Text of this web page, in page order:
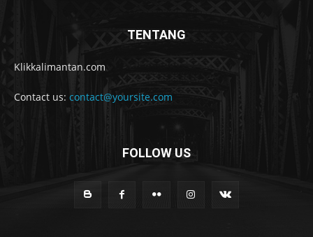
TENTANG
Klikkalimantan.com
Contact us: contact@yoursite.com
FOLLOW US